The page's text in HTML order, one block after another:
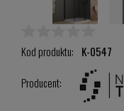
Kod produktu: K-0547
Producent: